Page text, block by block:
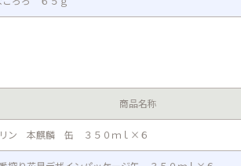
商品名称
ン 本麒麟 缶 ３５０ｍｌ×６